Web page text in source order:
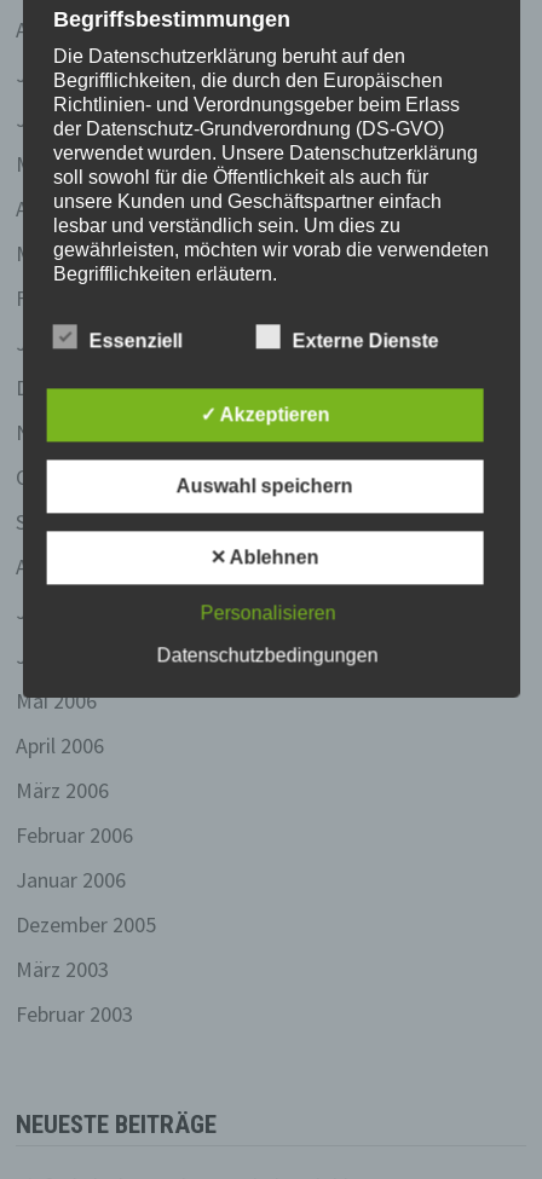
August 2007
Juli 2007
Juni 2007
Mai 2007
April 2007
März 2007
Februar 2007
Januar 2007
Dezember 2006
November 2006
Oktober 2006
September 2006
August 2006
Juli 2006
Juni 2006
Mai 2006
April 2006
März 2006
Februar 2006
Januar 2006
Dezember 2005
März 2003
Februar 2003
NEUESTE BEITRÄGE
Begriffsbestimmungen
Die Datenschutzerklärung beruht auf den
Begrifflichkeiten, die durch den Europäischen
Richtlinien- und Verordnungsgeber beim Erlass
der Datenschutz-Grundverordnung (DS-GVO)
verwendet wurden. Unsere Datenschutzerklärung
soll sowohl für die Öffentlichkeit als auch für
unsere Kunden und Geschäftspartner einfach
lesbar und verständlich sein. Um dies zu
gewährleisten, möchten wir vorab die verwendeten
Begrifflichkeiten erläutern.
Wir verwenden in dieser Datenschutzerklärung
unter anderem die folgenden Begriffe:
a) personenbezogene Daten
Personenbezogene Daten sind alle
Informationen, die sich auf eine identifizierte
oder identifizierbare natürliche Person (im
Folgenden „betroffene Person") beziehen. Als
identifizierbar wird eine natürliche Person
angesehen, die direkt oder indirekt,
insbesondere mittels Zuordnung zu einer
Kennung wie einem Namen, zu einer
Online-Kennung oder zu einem oder
Ausdruck der physischen, physiologischen,
kulturellen oder sozialen Identität dieser
natürlichen Person sind, identifiziert werden
kann.
identifizierbare natürliche Person, deren
Verarbeitung Verantwortlichen verarbeitet
automatisierter Verfahren ausgeführte
Vorgang oder jede solche Vorgangsreihe im
Essenziell Externe Dienste
✓ Akzeptieren
Auswahl speichern
✕ Ablehnen
Personalisieren
Datenschutzbedingungen